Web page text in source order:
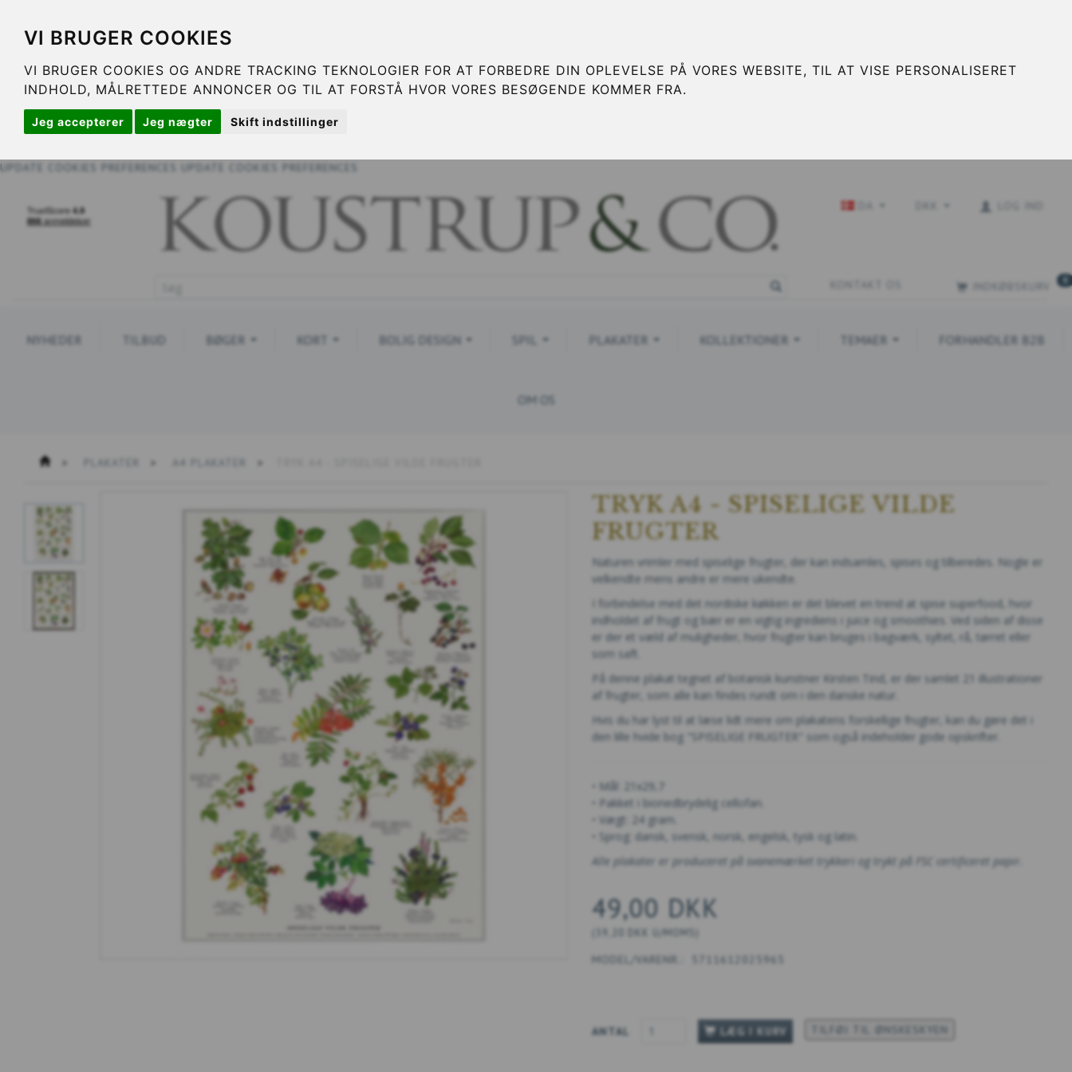
VI BRUGER COOKIES
VI BRUGER COOKIES OG ANDRE TRACKING TEKNOLOGIER FOR AT FORBEDRE DIN OPLEVELSE PÅ VORES WEBSITE, TIL AT VISE PERSONALISERET
INDHOLD, MÅLRETTEDE ANNONCER OG TIL AT FORSTÅ HVOR VORES BESØGENDE KOMMER FRA.
Jeg accepterer Jeg nægter Skift indstillinger
UPDATE COOKIES PREFERENCES UPDATE COOKIES PREFERENCES
NYHEDER TILBUD BØGER KORT BOLIG DESIGN SPIL PLAKATER KOLLEKTIONER TEMAER FORHANDLER B2B
OM OS
A4 PLAKATER
TRYK A4 - SPISELIGE VILDE
FRUGTER
Naturen vrimler med spiselige frugter, der kan indsamles, spises og tilberedes. Nogle er
velkendte mens andre er mere ukendte.
I forbindelse med det nordiske køkken er det blevet en trend at spise superfood, hvor
indholdet af frugt og bær er en vigtig ingrediens i juice og smoothies. Ved siden af disse
er der et væld af muligheder, hvor frugter kan bruges i bagværk, syltet, rå, tørret eller
som saft.
På denne plakat tegnet af botanisk kunstner Kirsten Tind, er der samlet 21 illustrationer
af frugter, som alle kan findes rundt om i den danske natur.
Hvis du har lyst til at læse lidt mere om plakatens forskellige frugter, kan du gøre det i
den lille hvide bog "SPISELIGE FRUGTER" som også indeholder gode opskrifter.
• Mål: 21x29,7
• Pakket i bionedbrydelig cellofan.
• Vægt: 24 gram.
• Sprog: dansk, svensk, norsk, engelsk, tysk og latin.
Alle plakater er produceret på svanemærket trykkeri og trykt på FSC certificeret papir.
49,00 DKK
39,20 DKK U/MOMS
MODEL/VARENR.: 5711612025965
ANTAL LÆG I KURV TILFØJ TIL ØNSKESKYEN